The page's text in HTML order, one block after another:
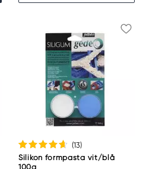
(13)
Silikon formpasta vit/blå
100g